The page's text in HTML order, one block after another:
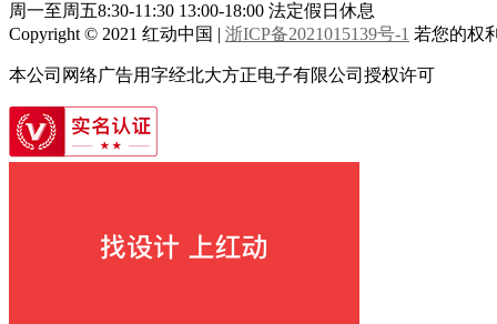
周一至周五8:30-11:30 13:00-18:00 法定假日休息
Copyright © 2021 红动中国 | 浙ICP备2021015139号-1 若您的权
本公司网络广告用字经北大方正电子有限公司授权许可